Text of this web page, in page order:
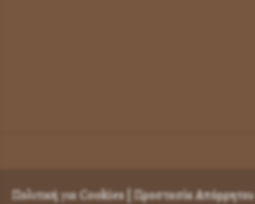
Πολιτική για Cookies Προστασία Απόρρητου